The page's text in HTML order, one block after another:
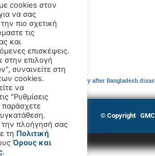
PREVIOUS
to domestic ferry safety after Bangladesh
© Copyright GMC
cookies στον
να σας
πιο σχετική
τις
και
επισκέψεις.
στην επιλογή
συναινείτε στη
cookies.
να
"Ρυθμίσεις
την πλοήγησή σας
τη Πολιτική
Όρους και
.